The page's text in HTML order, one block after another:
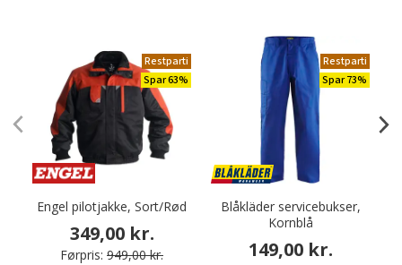
Restparti
Spar 63%
Engel pilotjakke, Sort/Rød
349,00 kr.
Førpris: 949,00 kr.
Restparti
Spar 73%
Blåkläder servicebukser,
Kornblå
149,00 kr.